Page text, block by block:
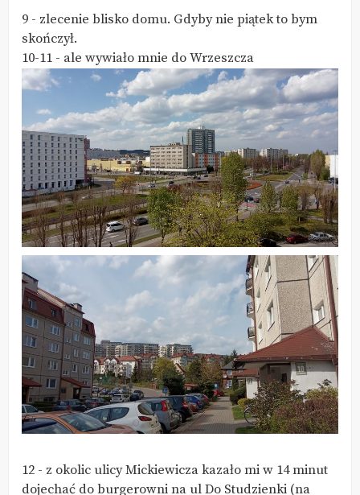
9 - zlecenie blisko domu. Gdyby nie piątek to bym
skończył.
10-11 - ale wywiało mnie do Wrzeszcza
12 - z okolic ulicy Mickiewicza kazało mi w 14 minut
dojechać do burgerowni na ul Do Studzienki (na